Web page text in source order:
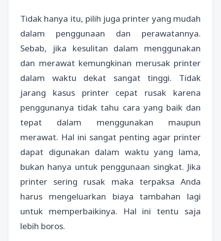
Tidak hanya itu, pilih juga printer yang mudah
dalam penggunaan dan perawatannya.
Sebab, jika kesulitan dalam menggunakan
dan merawat kemungkinan merusak printer
dalam waktu dekat sangat tinggi. Tidak
jarang kasus printer cepat rusak karena
penggunanya tidak tahu cara yang baik dan
tepat dalam menggunakan maupun
merawat. Hal ini sangat penting agar printer
dapat digunakan dalam waktu yang lama,
bukan hanya untuk penggunaan singkat. Jika
printer sering rusak maka terpaksa Anda
harus mengeluarkan biaya tambahan lagi
untuk memperbaikinya. Hal ini tentu saja
lebih boros.